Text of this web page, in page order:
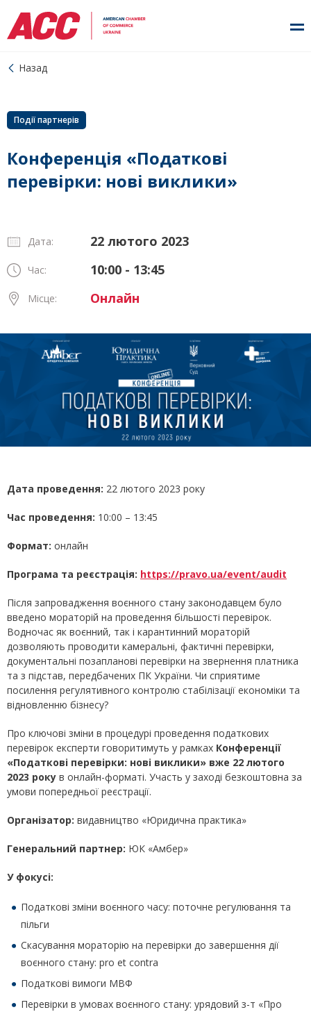
Назад
Події партнерів
Конференція «Податкові
перевірки: нові виклики»
Дата: 22 лютого 2023
Час: 10:00 - 13:45
Місце: Онлайн
Дата проведення: 22 лютого 2023 року
Час проведення: 10:00 – 13:45
Формат: онлайн
Програма та реєстрація: https://pravo.ua/event/audit
Після запровадження воєнного стану законодавцем було
введено мораторій на проведення більшості перевірок.
Водночас як воєнний, так і карантинний мораторій
дозволяють проводити камеральні, фактичні перевірки,
документальні позапланові перевірки на звернення платника
та з підстав, передбачених ПК України. Чи сприятиме
посилення регулятивного контролю стабілізації економіки та
відновленню бізнесу?
Про ключові зміни в процедурі проведення податкових
перевірок експерти говоритимуть у рамках Конференції
«Податкові перевірки: нові виклики» вже 22 лютого
2023 року в онлайн-форматі. Участь у заході безкоштовна за
умови попередньої реєстрації.
Організатор: видавництво «Юридична практика»
Генеральний партнер: ЮК «Амбер»
У фокусі:
Податкові зміни воєнного часу: поточне регулювання та
пільги
Скасування мораторію на перевірки до завершення дії
воєнного стану: pro et contra
Податкові вимоги МВФ
Перевірки в умовах воєнного стану: урядовий з-т «Про